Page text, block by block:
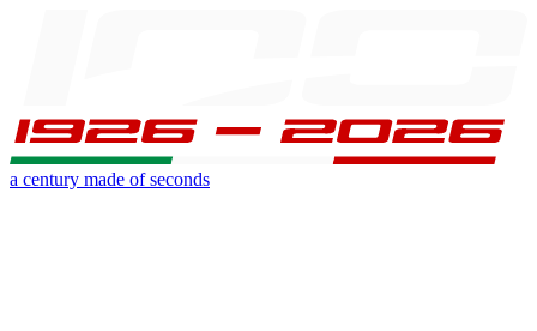
a century made of seconds